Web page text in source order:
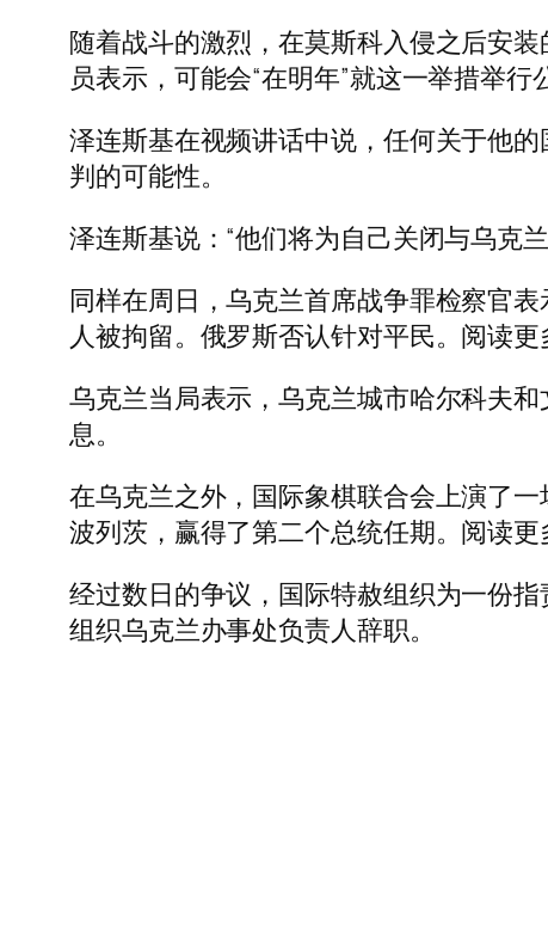
随着战斗的激烈，在莫斯科入侵之后安
员表示，可能会“在明年”就这一举措举行
泽连斯基在视频讲话中说，任何关于他
判的可能性。
泽连斯基说：“他们将为自己关闭与乌克
同样在周日，乌克兰首席战争罪检察官
人被拘留。俄罗斯否认针对平民。阅读更
乌克兰当局表示，乌克兰城市哈尔科夫
息。
在乌克兰之外，国际象棋联合会上演了
波列茨，赢得了第二个总统任期。阅读更
经过数日的争议，国际特赦组织为一份
组织乌克兰办事处负责人辞职。